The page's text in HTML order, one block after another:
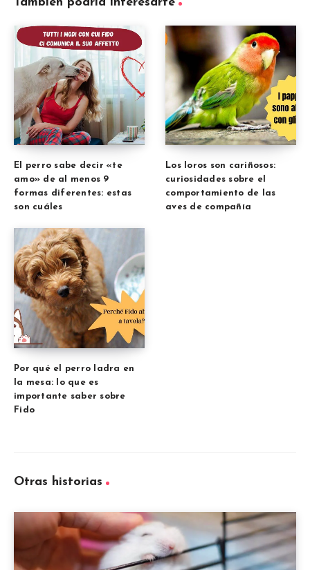
El perro sabe decir «te
amo» de al menos 9
formas diferentes: estas
son cuáles
Los loros son cariñosos:
curiosidades sobre el
comportamiento de las
aves de compañía
Por qué el perro ladra en
la mesa: lo que es
importante saber sobre
Fido
Otras historias